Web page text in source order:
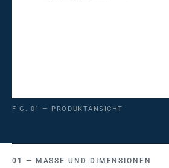
FIG. 01 — PRODUKTANSICHT
MASSE UND DIMENSIONEN